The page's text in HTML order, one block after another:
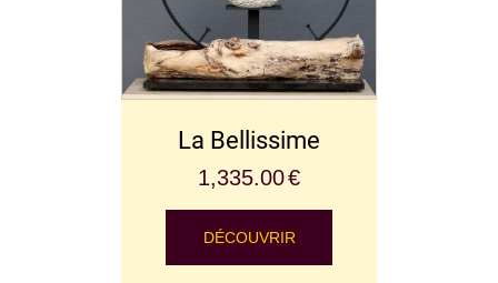
La Bellissime
€
1,335.00